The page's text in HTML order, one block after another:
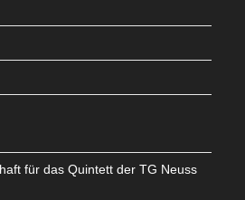
für das Quintett der TG Neuss